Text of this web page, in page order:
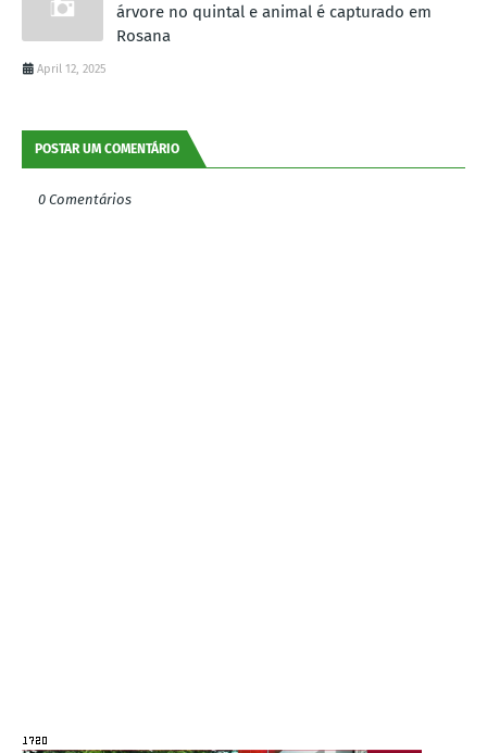
árvore no quintal e animal é capturado em
Rosana
April 12, 2025
POSTAR UM COMENTÁRIO
0 Comentários